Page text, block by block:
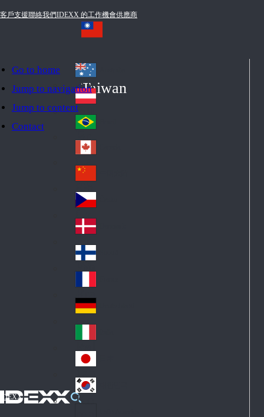
Go to home
Jump to navigation
Jump to content
Contact
客戶支援聯絡我們IDEXX 的工作機會供應商
IDEXX
Taiwan
Au
str
ali
a
Au
stri
a
Br
azi
l
Ca
na
da
Ch
ina
Cz
ec
h
De
nm
ark
Fin
d
Fra
nc
e
Ge
an
y
Ital
y
Jap
an
Ko